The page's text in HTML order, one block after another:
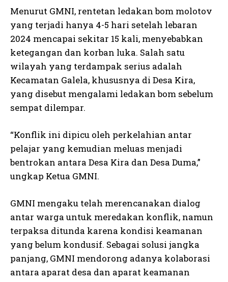
Menurut GMNI, rentetan ledakan bom molotov
yang terjadi hanya 4-5 hari setelah lebaran
2024 mencapai sekitar 15 kali, menyebabkan
ketegangan dan korban luka. Salah satu
wilayah yang terdampak serius adalah
Kecamatan Galela, khususnya di Desa Kira,
yang disebut mengalami ledakan bom sebelum
sempat dilempar.
“Konflik ini dipicu oleh perkelahian antar
pelajar yang kemudian meluas menjadi
bentrokan antara Desa Kira dan Desa Duma,”
ungkap Ketua GMNI.
GMNI mengaku telah merencanakan dialog
antar warga untuk meredakan konflik, namun
terpaksa ditunda karena kondisi keamanan
yang belum kondusif. Sebagai solusi jangka
panjang, GMNI mendorong adanya kolaborasi
antara aparat desa dan aparat keamanan